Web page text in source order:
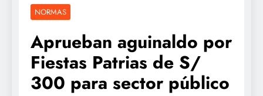
NORMAS
Aprueban aguinaldo por
Fiestas Patrias de S/
300 para sector público